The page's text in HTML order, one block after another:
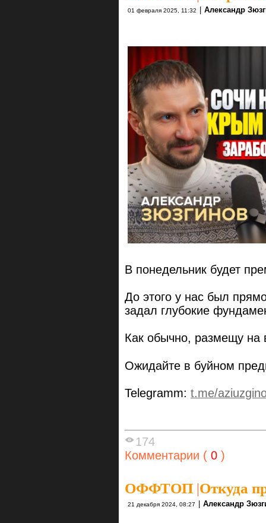
01 февраля 2025, 11:32 Александр
В понедельник будет
До этого у нас был
задал глубокие
Как обычно, размещу на
Ожидайте в буйном
Telegramm: t.me/
174
Комментарии ( 0 )
ОФФТОП |Откуда
21 декабря 2024, 08:27 Александр